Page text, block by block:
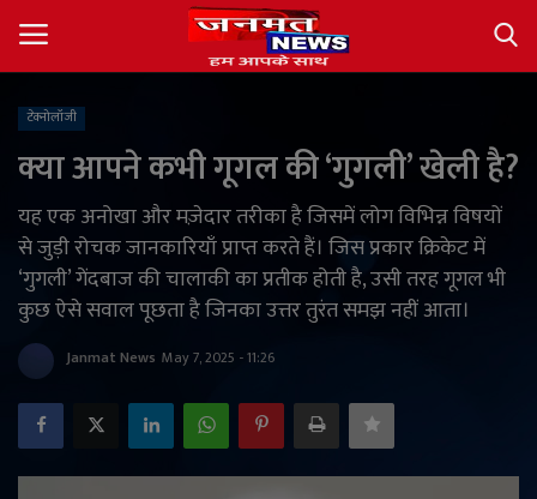
About
Contact
देश
अंतर्राष्ट्रीय
राज्य
टेक्नोलॉजी
क्या आपने कभी गूगल की ‘गुगली’ खेली है?
यह एक अनोखा और मज़ेदार तरीका है जिसमें लोग विभिन्न विषयों
से जुड़ी रोचक जानकारियाँ प्राप्त करते हैं। जिस प्रकार क्रिकेट में
‘गुगली’ गेंदबाज की चालाकी का प्रतीक होती है, उसी तरह गूगल भी
कुछ ऐसे सवाल पूछता है जिनका उत्तर तुरंत समझ नहीं आता।
Janmat News May 7, 2025 - 11:26